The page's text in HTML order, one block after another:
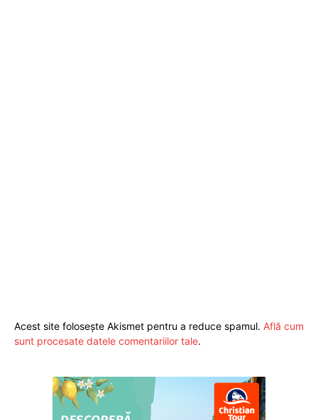
Acest site folosește Akismet pentru a reduce spamul. Află cum
sunt procesate datele comentariilor tale.